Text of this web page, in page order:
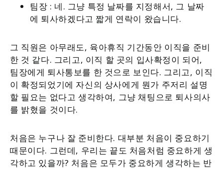
팀장 : 네. 그냥 특정 날짜를 지정해서, 그 날짜
에 퇴사하겠다고 짧게 연락이 왔습니다.
그 직원은 아무래도, 육아휴직 기간동안 이직을 준비
한 것 같다. 그리고, 이직 할 곳의 입사확정이 되어,
팀장에게 퇴사통보를 한 것으로 보인다. 그리고, 이직
이 확정되었기에 자신의 상사에게 뭔가 주저리 설명
할 필요는 없다고 생각하여, 그냥 채팅으로 퇴사의사
를 밝혔을 것이다.
처음은 누구나 잘 준비한다. 대부분 처음이 중요하기
때문이다. 그런데, 우리는 끝도 처음처럼 중요하게 생
각하고 있을까? 처음은 모두가 중요하게 생각하는 반